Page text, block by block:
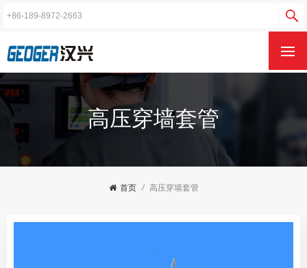
高压穿墙套管
首页 / 高压穿墙套管